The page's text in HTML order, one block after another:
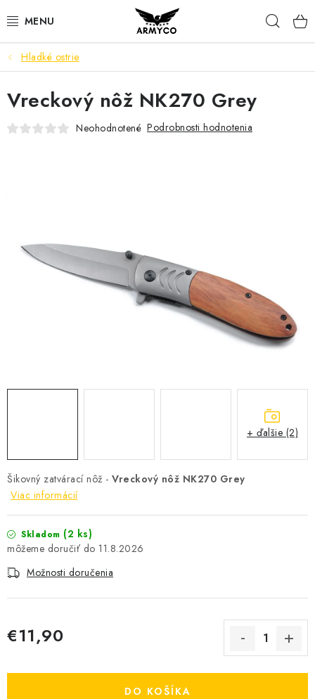
na
NOŽE A INÉ OSTRIE
OUTDOOR & CAMPING
SVIETIDLÁ
POWERBANK
Bonusový program
Hladké ostrie
Šikovný zatvárací nôž - Vreckový nôž NK270 Grey
Viac informácií
Skladom (2 ks)
11.8.2026
Možnosti doručenia
€11,90
DO KOŠÍKA
Vreckový nôž NK270 Grey
Neohodnotené Podrobnosti hodnotenia
+ ďalšie (2)